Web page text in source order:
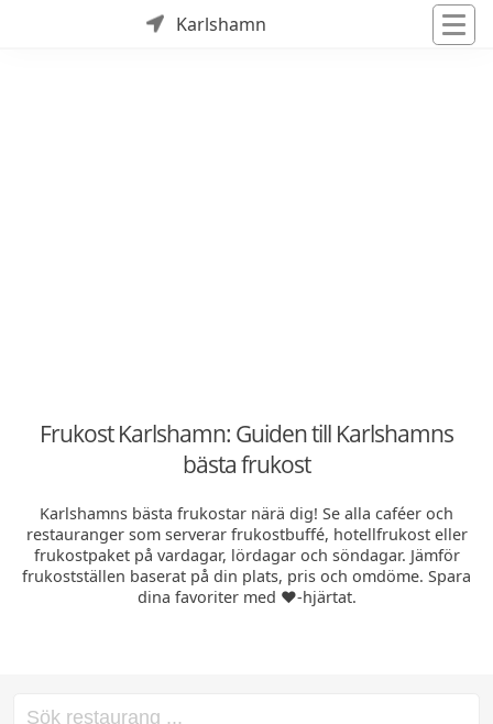
Karlshamn
Frukost Karlshamn: Guiden till Karlshamns
bästa frukost
Karlshamns bästa frukostar närä dig! Se alla caféer och
restauranger som serverar frukostbuffé, hotellfrukost eller
frukostpaket på vardagar, lördagar och söndagar. Jämför
frukostställen baserat på din plats, pris och omdöme. Spara
dina favoriter med ❤️-hjärtat.